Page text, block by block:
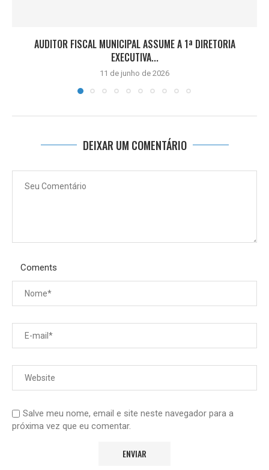
AUDITOR FISCAL MUNICIPAL ASSUME A 1ª DIRETORIA
EXECUTIVA...
11 de junho de 2026
DEIXAR UM COMENTÁRIO
Coments
Salve meu nome, email e site neste navegador para a
próxima vez que eu comentar.